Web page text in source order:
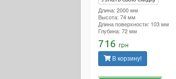
Длина: 2000 мм
Высота: 74 мм
Длина поверхности: 103 мм
Глубина: 72 мм
716 грн
В корзину!